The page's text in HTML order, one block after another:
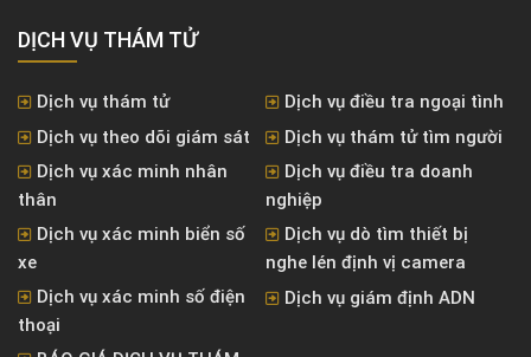
DỊCH VỤ THÁM TỬ
Dịch vụ thám tử
Dịch vụ điều tra ngoại tình
Dịch vụ theo dõi giám sát
Dịch vụ thám tử tìm người
Dịch vụ xác minh nhân
thân
Dịch vụ điều tra doanh
nghiệp
Dịch vụ xác minh biển số
xe
Dịch vụ dò tìm thiết bị
nghe lén định vị camera
Dịch vụ xác minh số điện
thoại
Dịch vụ giám định ADN